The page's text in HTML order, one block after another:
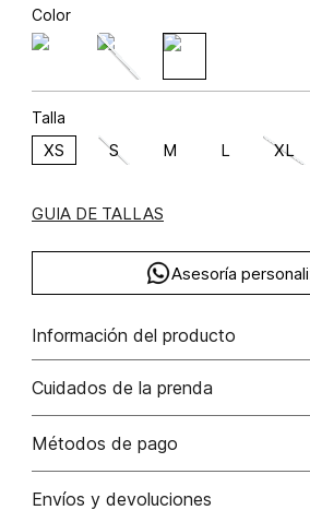
Color
Talla
XS S M L XL
GUIA DE TALLAS
Asesoría
Información del producto
Viscosa 58% rayón 42% 58.00% viscosa/
rayón/rayon
Cuidados de la prenda
Lavar a mano por separado / no dejar
Métodos de pago
Tarjetas de crédito: Visa, Dinners,
Envíos y devoluciones